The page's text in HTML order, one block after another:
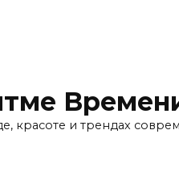
красоте и трендах